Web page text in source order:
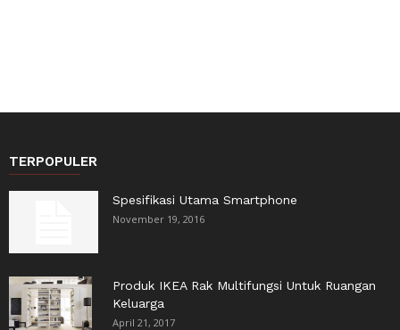
TERPOPULER
Spesifikasi Utama Smartphone
November 19, 2016
Produk IKEA Rak Multifungsi Untuk Ruangan
Keluarga
April 21, 2017